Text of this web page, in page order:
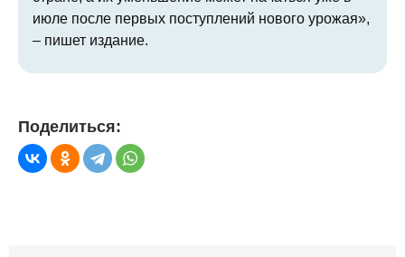
июле после первых поступлений нового урожая»,
– пишет издание.
Поделиться: